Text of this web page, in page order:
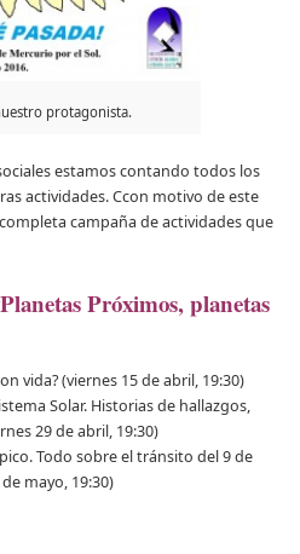
protagonista.
estamos contando todos los
actividades. Ccon motivo de este
campaña de actividades que
Próximos, planetas
vida? (viernes 15 de abril, 19:30)
Solar. Historias de hallazgos,
29 de abril, 19:30)
Todo sobre el tránsito del 9 de
mayo, 19:30)